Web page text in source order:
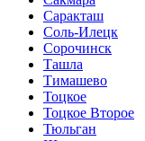
Саракташ
Соль-Илецк
Сорочинск
Ташла
Тимашево
Тоцкое
Тоцкое Второе
Тюльган